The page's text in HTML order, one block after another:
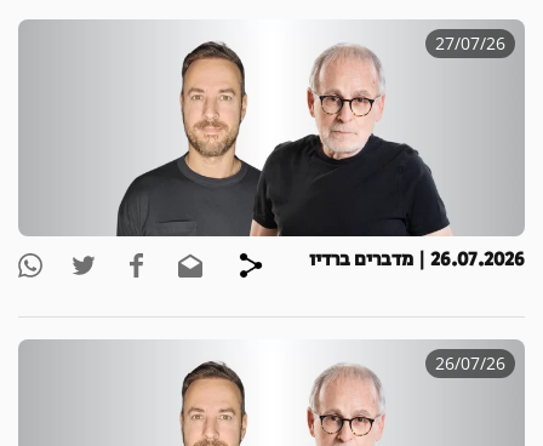
27/07/26
26.07.2026 | מדברים ברדיו
26/07/26